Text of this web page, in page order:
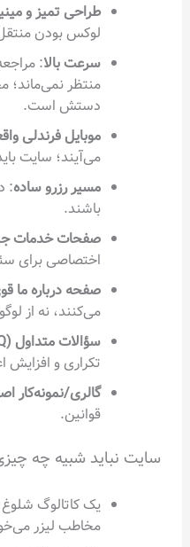
طراحی تمیز و
لوکس بودن
سرعت بالا:
منتظر
دستش است.
موبایل فرندلی
می‌آیند؛ سایت
مسیر رزرو ساده:
باشند.
صفحات خدمات
اختصاصی برای
صفحه درباره ما
می‌کنند، نه از
سؤالات متداول (FAQ)
تکراری و افزایش
گالری/نمونه‌کار
قوانین.
سایت نباید شبیه چه
مخاطب لیزر